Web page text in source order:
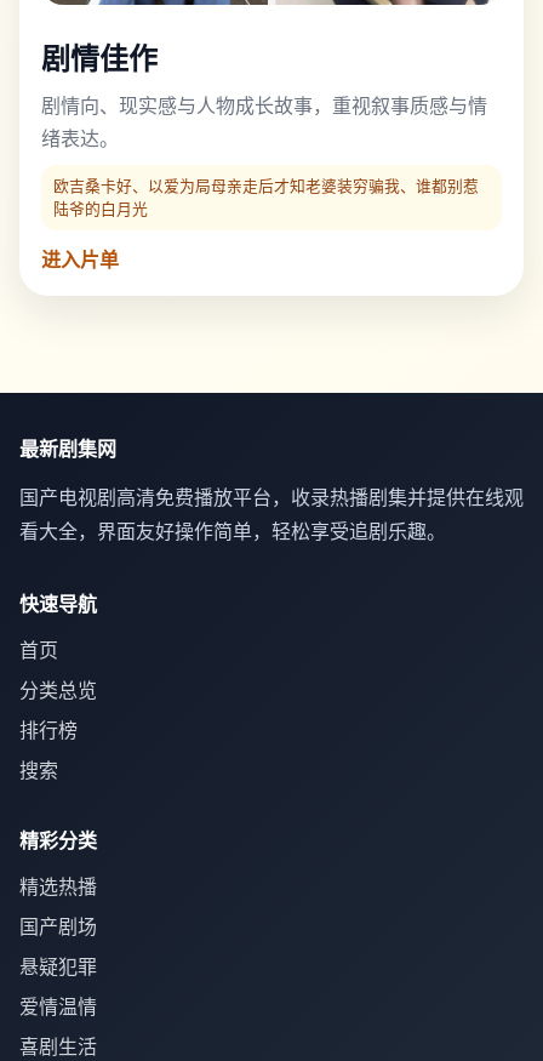
剧情佳作
剧情向、现实感与人物成长故事，重视叙事质感与情
绪表达。
欧吉桑卡好、以爱为局母亲走后才知老婆装穷骗我、谁都别惹
陆爷的白月光
进入片单
最新剧集网
国产电视剧高清免费播放平台，收录热播剧集并提供在线观
看大全，界面友好操作简单，轻松享受追剧乐趣。
快速导航
首页
分类总览
排行榜
搜索
精彩分类
精选热播
国产剧场
悬疑犯罪
爱情温情
喜剧生活